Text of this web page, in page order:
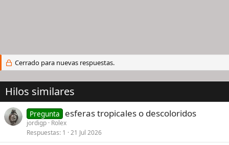
Cerrado para nuevas respuestas.
Hilos similares
Pregunta esferas tropicales o descoloridos
jordigp Rolex
Respuestas 1 21 Jul 2026